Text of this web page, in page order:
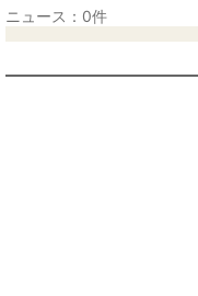
ニュース：0件